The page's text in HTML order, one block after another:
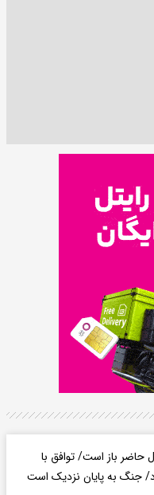
حاضر باز است/ توافق با
جنگ به پایان نزدیک است